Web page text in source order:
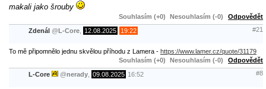
makali jako šrouby
Souhlasím (+0) Nesouhlasím (-0) Odpovědět
Zdenál @L-Core 12.08.2025 19:22 #21
To mě připomnělo jednu skvělou příhodu z Lamera - https://www.lamer.cz/quote/31179
Souhlasím (+0)
Nesouhlasím (-0) Odpovědět
L-Core @nerady 09.08.2025 16:52 #8